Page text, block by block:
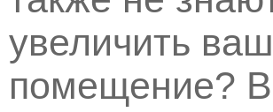
увеличить
помещение?